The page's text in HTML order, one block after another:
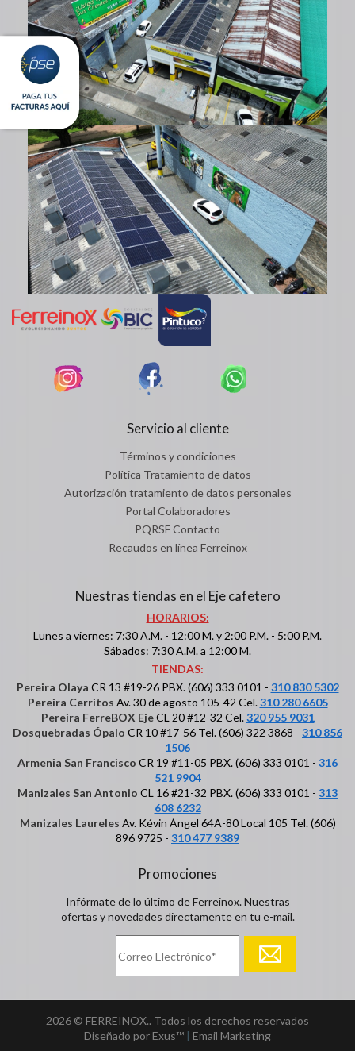
Servicio al cliente
Términos y condiciones
Política Tratamiento de datos
Autorización tratamiento de datos personales
Portal Colaboradores
PQRSF Contacto
Recaudos en línea Ferreinox
Nuestras tiendas en el Eje cafetero
HORARIOS:
Lunes a viernes: 7:30 A.M. - 12:00 M. y 2:00 P.M. - 5:00 P.M.
Sábados: 7:30 A.M. a 12:00 M.
TIENDAS:
Pereira Olaya CR 13 #19-26 PBX. (606) 333 0101 - 310 830 5302
Pereira Cerritos Av. 30 de agosto 105-42 Cel.310 280 6605
Pereira FerreBOX EjeCL 20 #12-32 Cel.320 955 9031
Dosquebradas Ópalo CR 10 #17-56 Tel. (606) 322 3868 - 310 856
1506
Armenia San Francisco CR 19 #11-05 PBX. (606) 333 0101 - 316
521 9904
Manizales San Antonio CL 16 #21-32 PBX. (606) 333 0101 - 313
608 6232
Manizales Laureles Av. Kévin Ángel 64A-80 Local 105 Tel. (606)
896 9725 - 310 477 9389
Promociones
Infórmate de lo último de Ferreinox. Nuestras
ofertas y novedades directamente en tu e-mail.
2026 © FERREINOX.. Todos los derechos reservados
Diseñado por Exus™ | Email Marketing